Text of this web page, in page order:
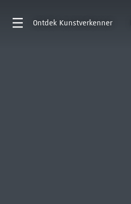
Ontdek Kunstverkenner